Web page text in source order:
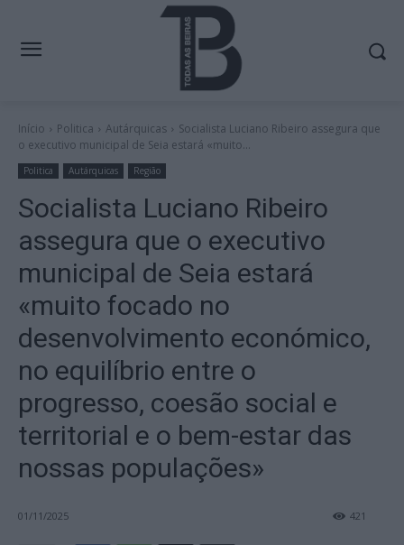
Início Politica Autárquicas
Socialista Luciano Ribeiro assegura que
o executivo municipal de Seia estará «muito...
Politica Autárquicas Região
Socialista Luciano Ribeiro
assegura que o executivo
municipal de Seia estará
«muito focado no
desenvolvimento económico,
no equilíbrio entre o
progresso, coesão social e
territorial e o bem-estar das
nossas populações»
01/11/2025 421